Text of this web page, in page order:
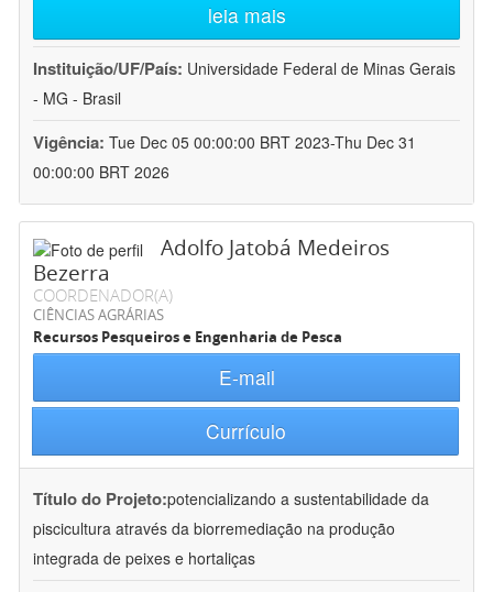
leia mais
Instituição/UF/País: Universidade Federal de Minas Gerais
- MG - Brasil
Vigência: Tue Dec 05 00:00:00 BRT 2023-Thu Dec 31
00:00:00 BRT 2026
Adolfo Jatobá Medeiros
Bezerra
COORDENADOR(A)
CIÊNCIAS AGRÁRIAS
Recursos Pesqueiros e Engenharia de Pesca
E-mail
Currículo
Título do Projeto:potencializando a sustentabilidade da
piscicultura através da biorremediação na produção
integrada de peixes e hortaliças